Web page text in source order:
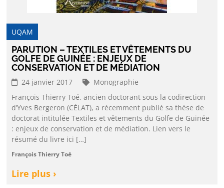
UQAM
PARUTION – TEXTILES ET VÊTEMENTS DU
GOLFE DE GUINÉE : ENJEUX DE
CONSERVATION ET DE MÉDIATION
24 janvier 2017
Monographie
François Thierry Toé, ancien doctorant sous la codirection
d’Yves Bergeron (CÉLAT), a récemment publié sa thèse de
doctorat intitulée Textiles et vêtements du Golfe de Guinée
: enjeux de conservation et de médiation. Lien vers le
résumé du livre ici […]
François Thierry Toé
Lire plus ›